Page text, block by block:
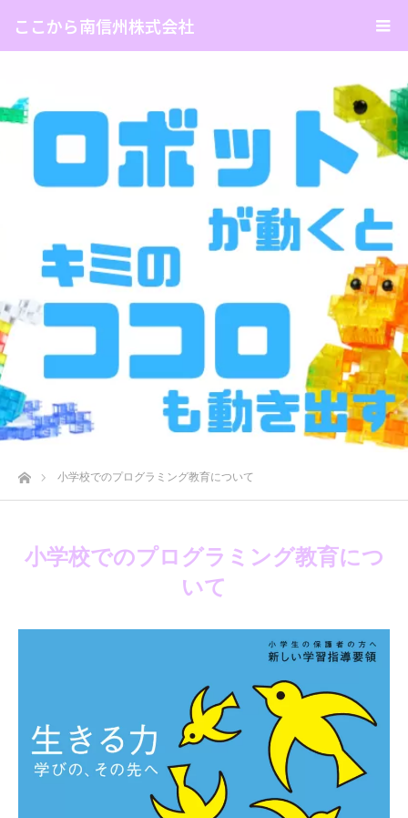
ここから南信州株式会社
ホーム小学校でのプログラミング教育について
小学校でのプログラミング教育につ
いて